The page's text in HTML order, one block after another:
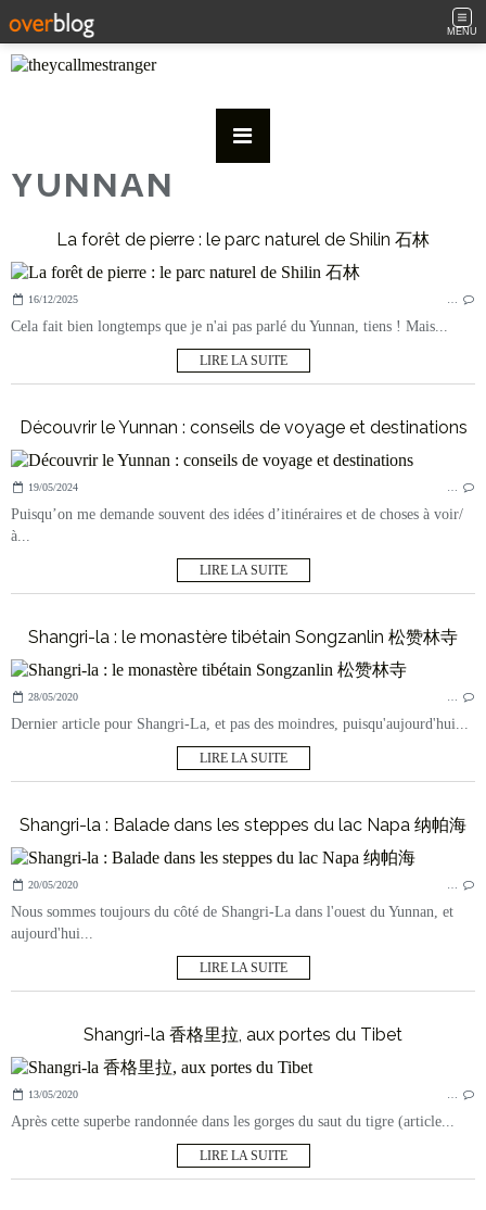
MENU
YUNNAN
La forêt de pierre : le parc naturel de Shilin 石林
16/12/2025 …
Cela fait bien longtemps que je n'ai pas parlé du Yunnan, tiens ! Mais...
LIRE LA SUITE
Découvrir le Yunnan : conseils de voyage et destinations
19/05/2024 …
Puisqu’on me demande souvent des idées d’itinéraires et de choses à voir/
à...
LIRE LA SUITE
Shangri-la : le monastère tibétain Songzanlin 松赞林寺
28/05/2020 …
Dernier article pour Shangri-La, et pas des moindres, puisqu'aujourd'hui...
LIRE LA SUITE
Shangri-la : Balade dans les steppes du lac Napa 纳帕海
20/05/2020 …
Nous sommes toujours du côté de Shangri-La dans l'ouest du Yunnan, et
aujourd'hui...
LIRE LA SUITE
Shangri-la 香格里拉, aux portes du Tibet
13/05/2020 …
Après cette superbe randonnée dans les gorges du saut du tigre (article...
LIRE LA SUITE